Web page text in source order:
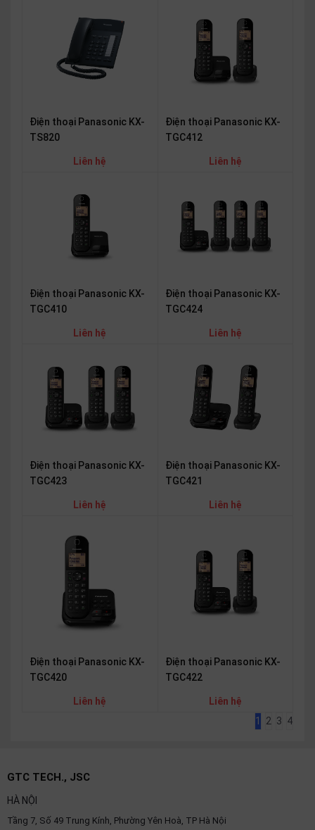
Điện thoại Panasonic KX-
TS820
Liên hệ
Điện thoại Panasonic KX-
TGC412
Liên hệ
Điện thoại Panasonic KX-
TGC410
Liên hệ
Điện thoại Panasonic KX-
TGC424
Liên hệ
Điện thoại Panasonic KX-
TGC423
Liên hệ
Điện thoại Panasonic KX-
TGC421
Liên hệ
Điện thoại Panasonic KX-
TGC420
Liên hệ
Điện thoại Panasonic KX-
TGC422
Liên hệ
1
2 3 4
GTC TECH., JSC
HÀ NỘI
Tầng 7, Số 49 Trung Kính, Phường Yên Hoà, TP Hà Nội